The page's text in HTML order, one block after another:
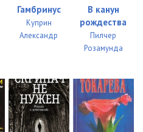
15:34
13:07
14:52
15:59
14:44
Гамбринус
Куприн
Александр
В канун
рождества
Пилчер
Розамунда